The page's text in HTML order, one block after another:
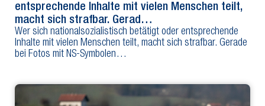
entsprechende Inhalte mit vielen Menschen teilt,
macht sich strafbar. Gerad…
Wer sich nationalsozialistisch betätigt oder entsprechende
Inhalte mit vielen Menschen teilt, macht sich strafbar. Gerade
bei Fotos mit NS-Symbolen…